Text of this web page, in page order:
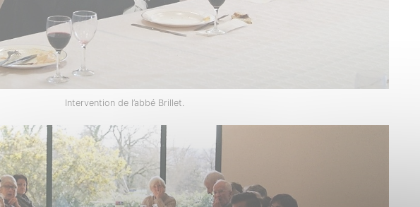
Intervention de l’abbé Brillet.